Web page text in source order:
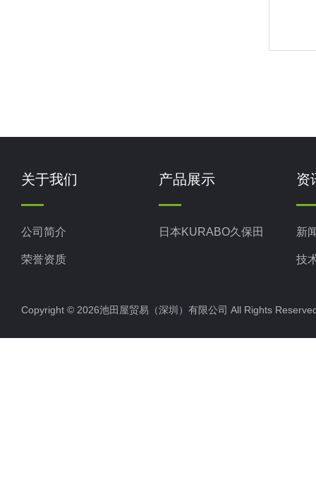
关于我们
公司简介
荣誉资质
产品展示
日本KURABO久保田
资
新
技
Copyright © 2026池田屋贸易（深圳）有限公司 All Rights